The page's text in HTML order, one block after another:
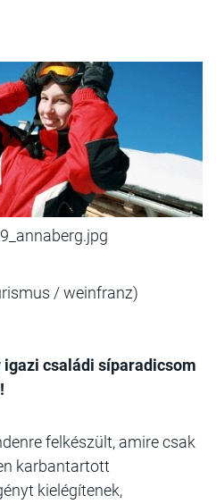
/ weinfranz)
családi síparadicsom
felkészült, amire csak
karbantartott
kielégítenek,